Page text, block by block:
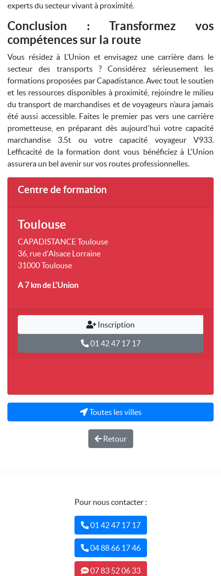
experts du secteur vivant à proximité.
Conclusion : Transformez vos
compétences sur la route
Vous résidez à L’Union et envisagez une carrière dans le
secteur des transports ? Considérez sérieusement les
formations proposées par Capadistance. Avec tout le soutien
et les ressources disponibles à proximité, rejoindre le milieu
du transport de marchandises et de voyageurs n’aura jamais
été aussi accessible. Faites le premier pas vers une carrière
prometteuse, en préparant dès aujourd'hui votre capacité
marchandise 3.5t ou votre capacité voyageur V933.
Lefficacité de la formation dont vous bénéficiez à L'Union
assurera un bel avenir sur vos routes professionnelles.
Centre de formation
Toulouse
CAPADISTANCE Toulouse
36, rue d'Alsace Lorraine
31000 Toulouse
A 7 kmde L'Union
Inscription
01 42 47 17 17
Toutes les villes
Retour
Pour nous contacter :
01 42 47 17 17
04 88 66 17 46
07 83 52 06 33